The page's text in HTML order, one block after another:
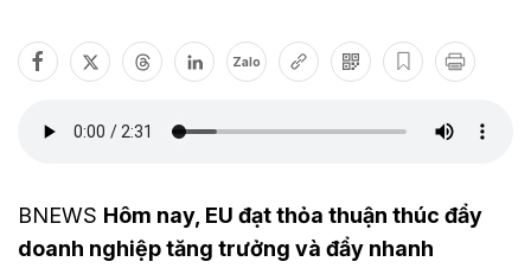
Zalo
BNEWS Hôm nay, EU đạt thỏa thuận thúc đẩy
doanh nghiệp tăng trưởng và đẩy nhanh